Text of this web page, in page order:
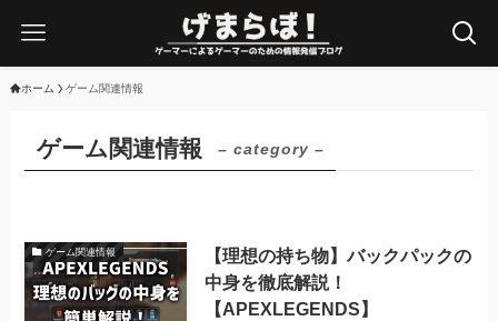
ホーム ゲーム関連情報
ゲーム関連情報 – category –
ゲーム関連情報
【理想の持ち物】バックパックの
中身を徹底解説！
【APEXLEGENDS】